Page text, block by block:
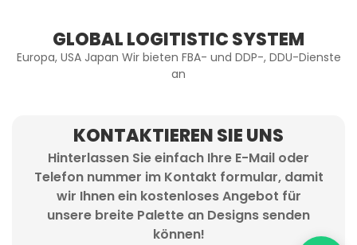
GLOBAL LOGITISTIC SYSTEM
Europa, USA Japan Wir bieten FBA- und DDP-, DDU-Dienste
an
KONTAKTIEREN SIE UNS
Hinterlassen Sie einfach Ihre E-Mail oder
Telefon nummer im Kontakt formular, damit
wir Ihnen ein kostenloses Angebot für
unsere breite Palette an Designs senden
können!